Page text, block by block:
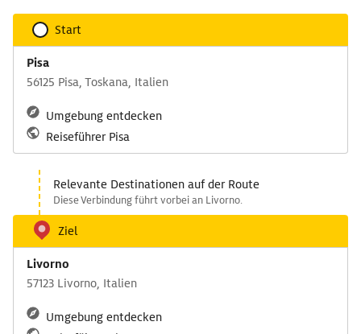
Start
Pisa
56125 Pisa, Toskana, Italien
Umgebung entdecken
Reiseführer Pisa
Relevante Destinationen auf der Route
Diese Verbindung führt vorbei an Livorno.
Ziel
Livorno
57123 Livorno, Italien
Umgebung entdecken